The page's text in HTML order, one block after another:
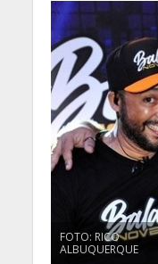
FOTO: RICO
ALBUQUERQUE